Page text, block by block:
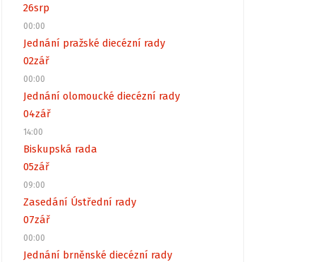
26srp
00:00
Jednání pražské diecézní rady
02zář
00:00
Jednání olomoucké diecézní rady
04zář
14:00
Biskupská rada
05zář
09:00
Zasedání Ústřední rady
07zář
00:00
Jednání brněnské diecézní rady